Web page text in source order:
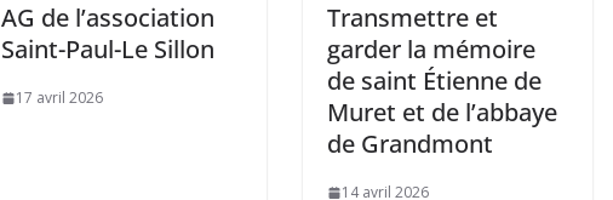
AG de l’association
Saint-Paul-Le Sillon
17 avril 2026
Transmettre et
garder la mémoire
de saint Étienne de
Muret et de l’abbaye
de Grandmont
14 avril 2026